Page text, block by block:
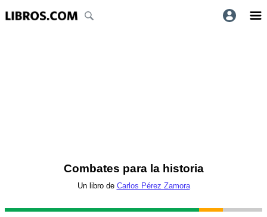
Combates para la historia
Un libro de Carlos Pérez Zamora